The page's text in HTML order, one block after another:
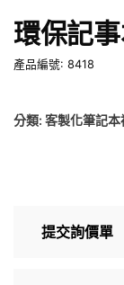
環保記
產品編號: 8418
分類: 客製化筆記本
提交詢價單